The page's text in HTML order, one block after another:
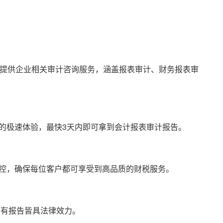
企业相关审计咨询服务，涵盖报表审计、财务报表审
体验，最快3天内即可拿到会计报表审计报告。
保每位客户都可享受到高品质的财税服务。
告皆具法律效力。